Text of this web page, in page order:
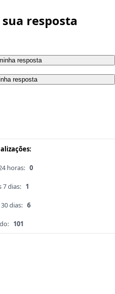
resposta
resposta
resposta
horas: 0
7 dias: 1
dias: 6
101